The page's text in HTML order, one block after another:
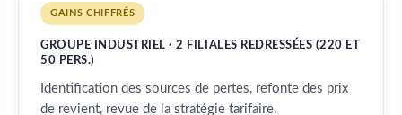
GAINS CHIFFRÉS
GROUPE INDUSTRIEL · 2 FILIALES REDRESSÉES (220 ET
50 PERS.)
Identification des sources de pertes, refonte des prix
de revient, revue de la stratégie tarifaire.